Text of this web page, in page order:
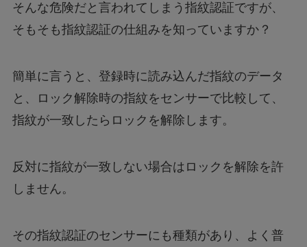
そんな危険だと言われてしまう指紋認証ですが、
そもそも指紋認証の仕組みを知っていますか？
簡単に言うと、登録時に読み込んだ指紋のデータ
と、ロック解除時の指紋をセンサーで比較して、
指紋が一致したらロックを解除します。
反対に指紋が一致しない場合はロックを解除を許
しません。
その指紋認証のセンサーにも種類があり、よく普